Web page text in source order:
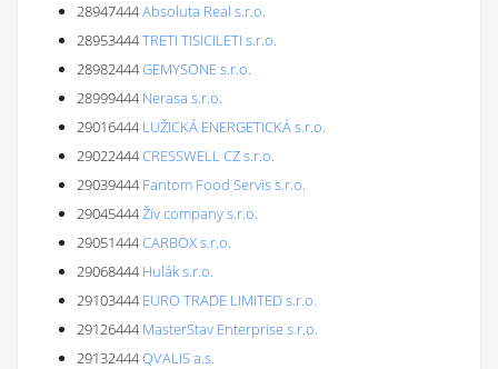
28947444Absoluta Real s.r.o.
28953444TRETI TISICILETI s.r.o.
28982444GEMYSONE s.r.o.
28999444 Nerasa s.r.o.
29016444 LUŽICKÁ ENERGETICKÁ s.r.o.
29022444CRESSWELL CZ s.r.o.
29039444 Fantom Food Servis s.r.o.
29045444Živ company s.r.o.
29051444CARBOX s.r.o.
29068444 Hulák s.r.o.
29103444 EURO TRADE LIMITED s.r.o.
29126444 MasterStav Enterprise s.r.o.
29132444QVALIS a.s.